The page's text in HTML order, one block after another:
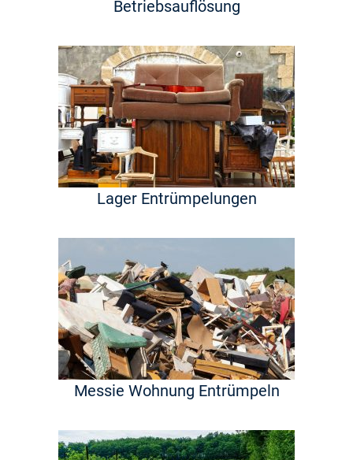
Betriebsauflösung
Lager Entrümpelungen
Messie Wohnung Entrümpeln